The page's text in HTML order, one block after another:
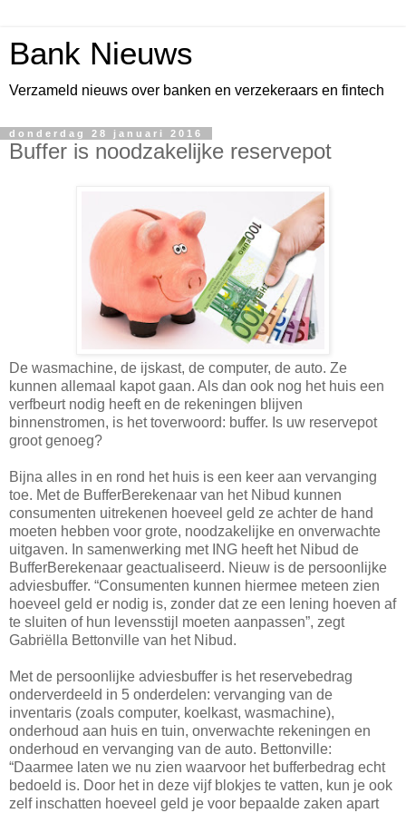
Bank Nieuws
Verzameld nieuws over banken en verzekeraars en fintech
donderdag 28 januari 2016
Buffer is noodzakelijke reservepot
De wasmachine, de ijskast, de computer, de auto. Ze
kunnen allemaal kapot gaan. Als dan ook nog het huis een
verfbeurt nodig heeft en de rekeningen blijven
binnenstromen, is het toverwoord: buffer. Is uw reservepot
groot genoeg?
Bijna alles in en rond het huis is een keer aan vervanging
toe. Met de BufferBerekenaar van het Nibud kunnen
consumenten uitrekenen hoeveel geld ze achter de hand
moeten hebben voor grote, noodzakelijke en onverwachte
uitgaven. In samenwerking met ING heeft het Nibud de
BufferBerekenaar geactualiseerd. Nieuw is de persoonlijke
adviesbuffer. “Consumenten kunnen hiermee meteen zien
hoeveel geld er nodig is, zonder dat ze een lening hoeven af
te sluiten of hun levensstijl moeten aanpassen”, zegt
Gabriëlla Bettonville van het Nibud.
Met de persoonlijke adviesbuffer is het reservebedrag
onderverdeeld in 5 onderdelen: vervanging van de
inventaris (zoals computer, koelkast, wasmachine),
onderhoud aan huis en tuin, onverwachte rekeningen en
onderhoud en vervanging van de auto. Bettonville:
“Daarmee laten we nu zien waarvoor het bufferbedrag echt
bedoeld is. Door het in deze vijf blokjes te vatten, kun je ook
zelf inschatten hoeveel geld je voor bepaalde zaken apart